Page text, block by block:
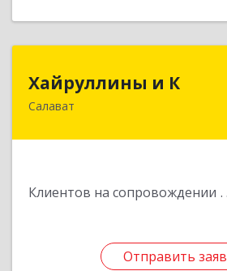
Хайруллины и К
Салават
Клиентов на сопровождении
Отправить
Отправить